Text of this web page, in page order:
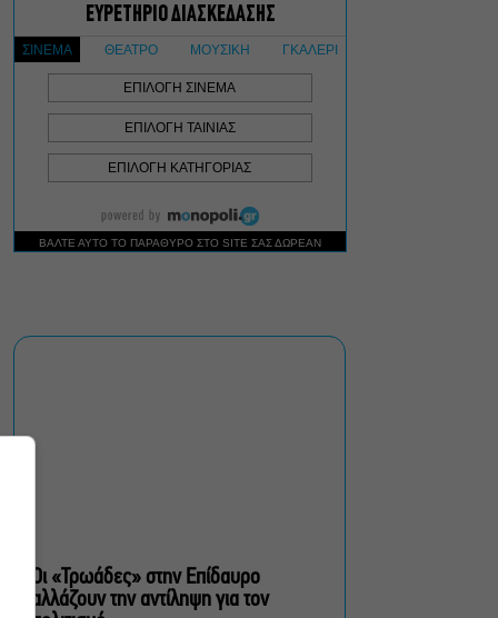
Ο Γιάννης Χαρούλης θα
δώσει μια τελευταία
καλοκαιρινή συναυλία στο
Θέατρο Γης
πολίτες β’ κατηγορίας,
σεζόν στο Θέατρο Τζένη
Καρέζη
Αττική, Στερεά Ελλάδα και
Οι «Τρωάδες» στην Επίδαυρο
αλλάζουν την αντίληψη για τον